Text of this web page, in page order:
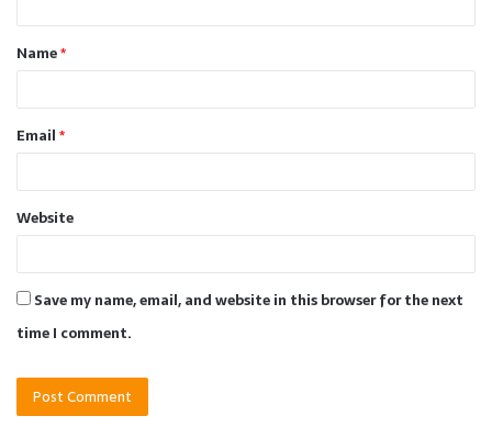
t
*Name*
Email*
Website
Save my name, email, and website in this browser for the next
time I comment.